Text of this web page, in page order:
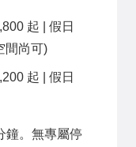
起 | 假日
間尚可)
起 | 假日
鐘。無專屬停